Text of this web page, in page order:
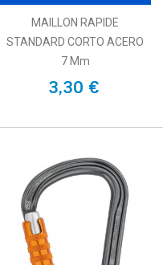
MAILLON RAPIDE
STANDARD CORTO ACERO
7 Mm
3,30 €